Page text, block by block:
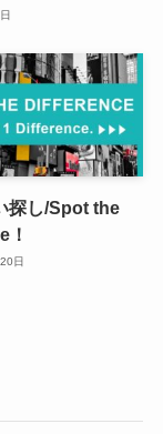
探し/Spot the
！
日